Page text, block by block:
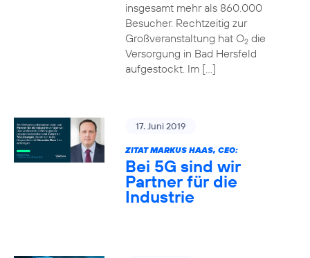
insgesamt mehr als 860.000
Besucher. Rechtzeitig zur
Großveranstaltung hat O2die
Versorgung in Bad Hersfeld
aufgestockt. Im […]
17. Juni 2019
ZITAT MARKUS HAAS, CEO:
Bei 5G sind wir
Partner für die
Industrie